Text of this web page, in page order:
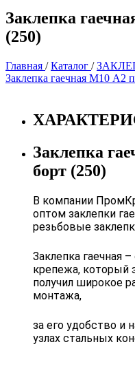
Заклепка
(250)
Главная /Каталог /
Заклепка гаечная М10 А2
Заклепка
борт (250)
В компании
оптом заклепки
резьбовые
Заклепка гаечная
крепежа, который
получил широкое
монтажа,
за его удобство и
узлах стальных